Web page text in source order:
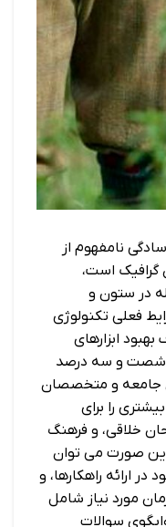
نامفهوم از
گرافیک است،
در ستون و
فعلی تکنولوژی
ابزارهای
در شصت و سه درصد
جامعه و متخصصان
را برای
خلاقی، و فرهنگ
این صورت می توان
ارائه راهکارها، و
مورد نیاز شامل
سوالات